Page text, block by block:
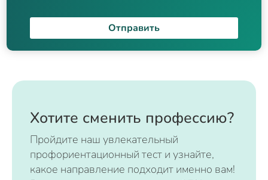
Отправить
Хотите сменить профессию?
Пройдите наш увлекательный
профориентационный тест и узнайте,
какое направление подходит именно вам!